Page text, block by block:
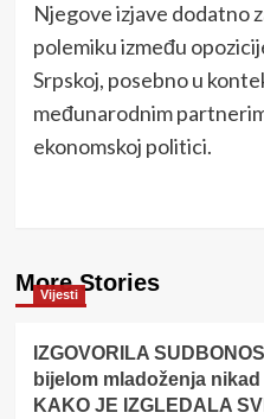
Njegove izjave dodatno
polemiku između
Srpskoj, posebno u
međunarodnim
ekonomskoj politici.
More Stories
Vijesti
IZGOVORILA
bijelom mladoženja
KAKO JE IZGLEDALA